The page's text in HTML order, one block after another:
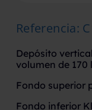
Referencia:
Depósito
volumen de
Fondo superior
Fondo inferior